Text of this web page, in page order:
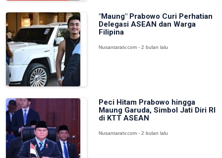
"Maung" Prabowo Curi Perhatian
Delegasi ASEAN dan Warga
Filipina
Nusantaratv.com - 2 bulan lalu
Peci Hitam Prabowo hingga
Maung Garuda, Simbol Jati Diri RI
di KTT ASEAN
Nusantaratv.com - 2 bulan lalu